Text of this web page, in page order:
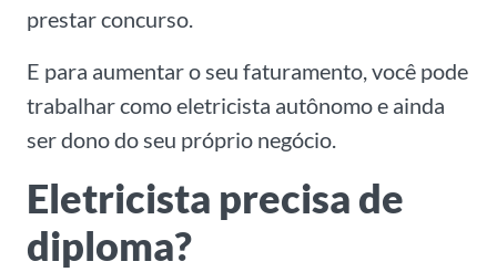
prestar concurso.
E para aumentar o seu faturamento, você pode
trabalhar como eletricista autônomo e ainda
ser dono do seu próprio negócio.
Eletricista precisa de
diploma?